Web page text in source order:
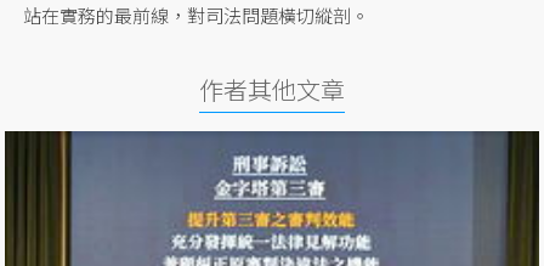
站在實務的最前線，對司法問題橫切縱剖。
作者其他文章